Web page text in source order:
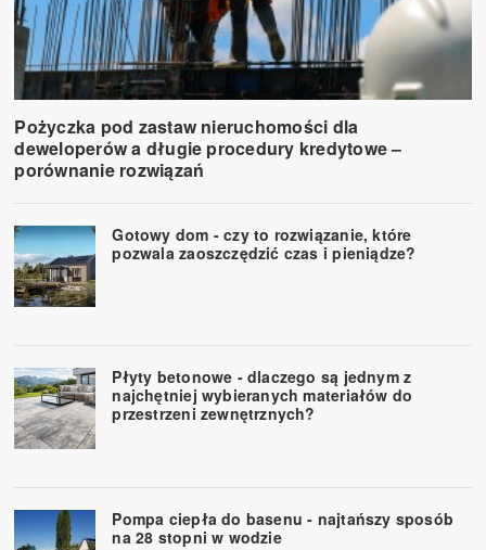
Pożyczka pod zastaw nieruchomości dla
deweloperów a długie procedury kredytowe –
porównanie rozwiązań
Gotowy dom - czy to rozwiązanie, które
pozwala zaoszczędzić czas i pieniądze?
Płyty betonowe - dlaczego są jednym z
najchętniej wybieranych materiałów do
przestrzeni zewnętrznych?
Pompa ciepła do basenu - najtańszy sposób
na 28 stopni w wodzie